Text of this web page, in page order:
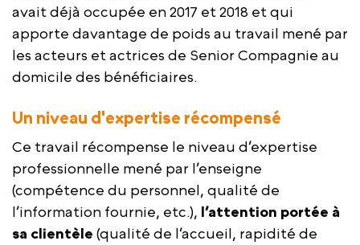
avait déjà occupée en 2017 et 2018 et qui
apporte davantage de poids au travail mené par
les acteurs et actrices de Senior Compagnie au
domicile des bénéficiaires.
Un niveau d'expertise récompensé
Ce travail récompense le niveau d’expertise
professionnelle mené par l’enseigne
(compétence du personnel, qualité de
l’information fournie, etc.), l’attention portée à
sa clientèle (qualité de l’accueil, rapidité de